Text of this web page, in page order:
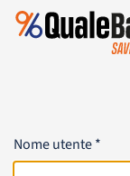
Nome utente*